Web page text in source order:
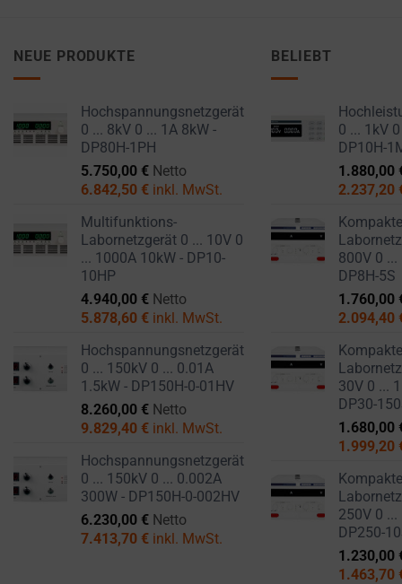
NEUE PRODUKTE
Hochspannungsnetzgerät
0 ... 8kV 0 ... 1A 8kW -
DP80H-1PH
5.750,00 € Netto
6.842,50 € inkl. MwSt.
Multifunktions-
Labornetzgerät 0 ... 10V 0
... 1000A 10kW - DP10-
10HP
4.940,00 € Netto
5.878,60 € inkl. MwSt.
Hochspannungsnetzgerät
0 ... 150kV 0 ... 0.01A
1.5kW - DP150H-0-01HV
8.260,00 € Netto
9.829,40 € inkl. MwSt.
Hochspannungsnetzgerät
0 ... 150kV 0 ... 0.002A
300W - DP150H-0-002HV
6.230,00 € Netto
7.413,70 € inkl. MwSt.
BELIEBT
0 ... 1kV
DP10H-
1.880,00
2.237,20
800V 0 ...
DP8H-5S
1.760,00
2.094,40
30V 0 ...
DP30-
1.680,00
1.999,20
250V 0 ...
DP250-
1.230,00
1.463,70